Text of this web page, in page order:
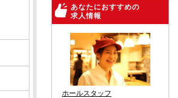
あなたにおすすめの
求人情報
ホールスタッフ